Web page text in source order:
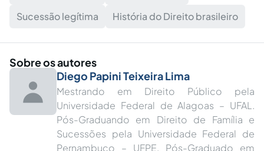
Sucessão legítima
História do Direito brasileiro
Sobre os autores
Diego Papini Teixeira Lima
Mestrando em Direito Público pela
Universidade Federal de Alagoas – UFAL.
Pós-Graduando em Direito de Família e
Sucessões pela Universidade Federal de
Pernambuco – UFPE. Pós-Graduado em